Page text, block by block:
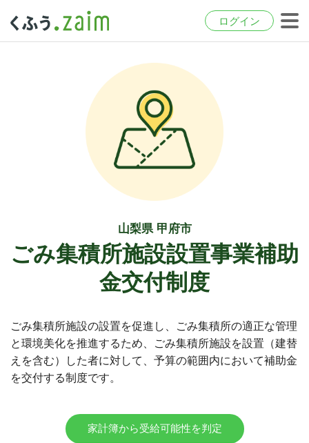
ログイン
山梨県 甲府市
ごみ集積所施設設置事業補助
金交付制度
ごみ集積所施設の設置を促進し、ごみ集積所の適正な管理
と環境美化を推進するため、ごみ集積所施設を設置（建替
えを含む）した者に対して、予算の範囲内において補助金
を交付する制度です。
家計簿から受給可能性を判定